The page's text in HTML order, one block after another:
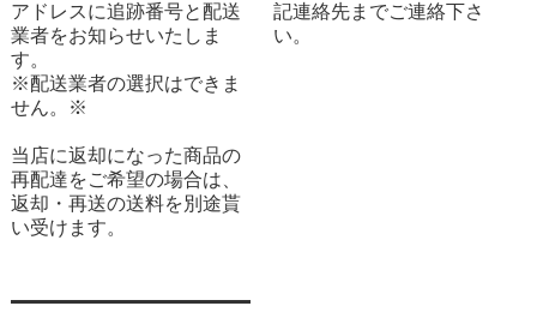
アドレスに追跡番号と配送
業者をお知らせいたしま
す。
※配送業者の選択はできま
せん。※
当店に返却になった商品の
再配達をご希望の場合は、
返却・再送の送料を別途貰
い受けます。
記連絡先までご連絡下さ
い。